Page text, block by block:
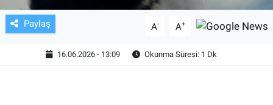
Paylaş A- A+
16.06.2026 - 13:09 Okunma Süresi: 1 Dk
KÜLTÜR SANAT
EKONOMİ